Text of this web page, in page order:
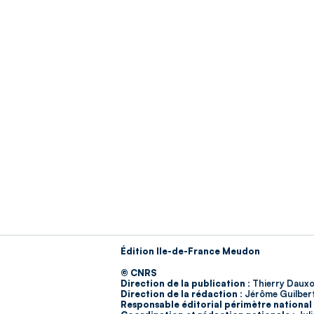
Édition Ile-de-France Meudon
© CNRS
Direction de la publication : Thierry
Direction de la rédaction : Jérôme
Responsable éditorial périmètre national